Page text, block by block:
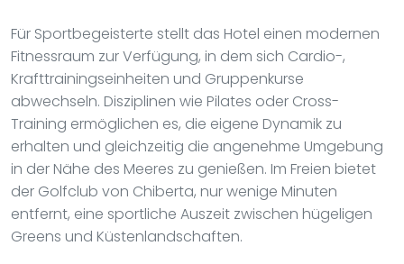
Für Sportbegeisterte stellt das Hotel einen modernen
Fitnessraum zur Verfügung, in dem sich Cardio-,
Krafttrainingseinheiten und Gruppenkurse
abwechseln. Disziplinen wie Pilates oder Cross-
Training ermöglichen es, die eigene Dynamik zu
erhalten und gleichzeitig die angenehme Umgebung
in der Nähe des Meeres zu genießen. Im Freien bietet
der Golfclub von Chiberta, nur wenige Minuten
entfernt, eine sportliche Auszeit zwischen hügeligen
Greens und Küstenlandschaften.